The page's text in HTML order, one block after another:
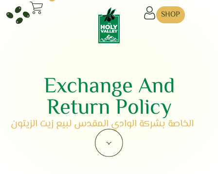
SHOP
Exchange And
Return Policy
الخاصة بشركة الوادي المقدس لبيع زيت الزيتون